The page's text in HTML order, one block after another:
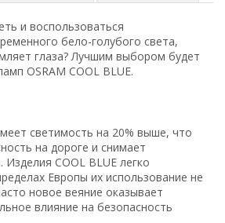
и воспользоваться
бело-голубого света,
глаза? Лучшим выбором будет
OSRAM COOL BLUE.
светимость на 20% выше, что
на дороге и снимает
COOL BLUE легко
Европы их использование не
новое веяние оказывает
влияние на безопасность